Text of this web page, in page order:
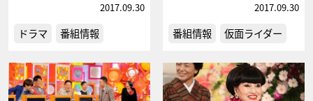
2017.09.30
ドラマ 番組情報
2017.09.30
番組情報 仮面ライダー